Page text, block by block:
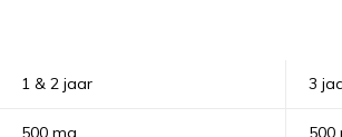
1 & 2 jaar 3
500 mg 500